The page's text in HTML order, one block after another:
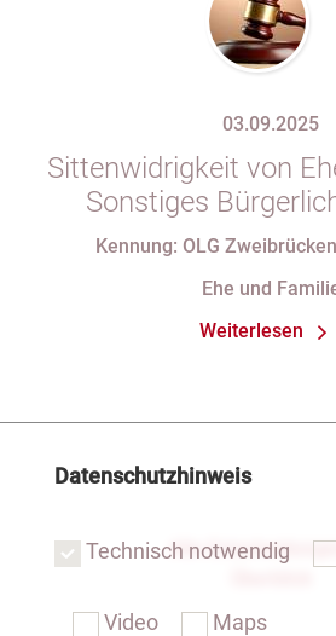
03.09.2025
Sittenwidrigkeit von
Sonstiges
Kennung: OLG
Ehe und
Weiterlesen
Alle
Datenschutzhinweis
Technisch notwendig
Video Maps